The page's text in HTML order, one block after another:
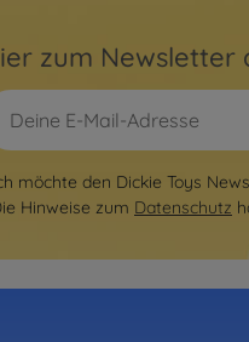
zum Newsletter
möchte den Dickie Toys
Hinweise zum Datenschutz